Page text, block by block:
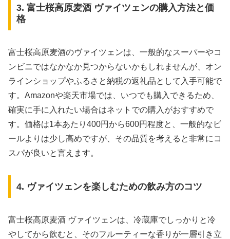
3. 富士桜高原麦酒 ヴァイツェンの購入方法と価
格
富士桜高原麦酒のヴァイツェンは、一般的なスーパーやコ
ンビニではなかなか見つからないかもしれませんが、オン
ラインショップやふるさと納税の返礼品として入手可能で
す。Amazonや楽天市場では、いつでも購入できるため、
確実に手に入れたい場合はネットでの購入がおすすめで
す。価格は1本あたり400円から600円程度と、一般的なビ
ールよりは少し高めですが、その品質を考えると非常にコ
スパが良いと言えます。
4. ヴァイツェンを楽しむための飲み方のコツ
富士桜高原麦酒 ヴァイツェンは、冷蔵庫でしっかりと冷
やしてから飲むと、そのフルーティーな香りが一層引き立